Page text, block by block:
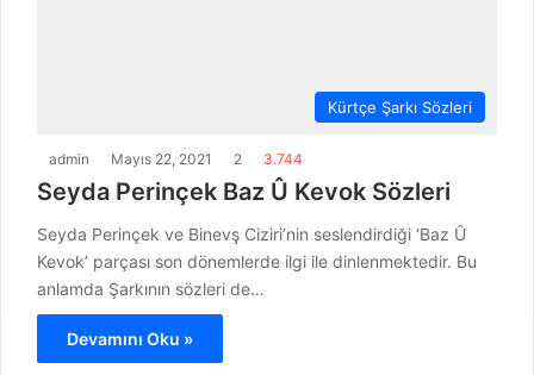
Kürtçe Şarkı Sözleri
admin Mayıs 22, 2021 2 3.744
Seyda Perinçek Baz Û Kevok Sözleri
Seyda Perinçek ve Binevş Ciziri’nin seslendirdiği ‘Baz Û
Kevok’ parçası son dönemlerde ilgi ile dinlenmektedir. Bu
anlamda Şarkının sözleri de…
Devamını Oku »